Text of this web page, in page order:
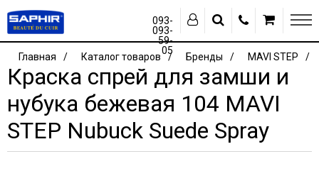
093-
093-
59-
05
Главная Каталог товаров Бренды MAVI STEP
Краска спрей для замши и
нубука бежевая 104 MAVI
STEP Nubuck Suede Spray